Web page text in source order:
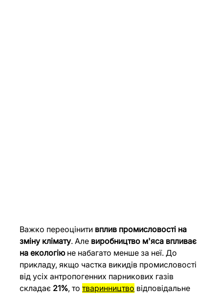
Важко переоцінити вплив промисловості на
зміну клімату. Але виробництво м'яса впливає
на екологію не набагато менше за неї. До
прикладу, якщо частка викидів промисловості
від усіх антропогенних парникових газів
складає 21%, то тваринництво відповідальне